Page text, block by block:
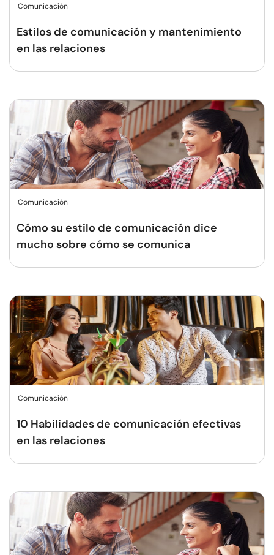
Comunicación
Estilos de comunicación y mantenimiento
en las relaciones
Comunicación
Cómo su estilo de comunicación dice
mucho sobre cómo se comunica
Comunicación
10 Habilidades de comunicación efectivas
en las relaciones